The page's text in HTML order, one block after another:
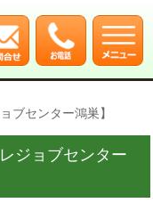
ブセンター鴻巣】
ジョブセンター